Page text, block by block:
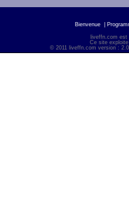
Bienvenue
liveffn.com est
Ce site
© 2011 liveffn.com version :